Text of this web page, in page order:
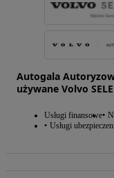
Autogala
używane Volvo
Usługi finansowe
Usługi